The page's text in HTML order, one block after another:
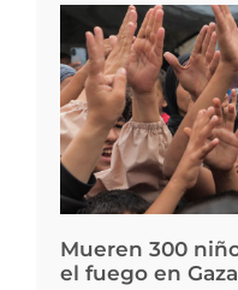
Mueren 300
el fuego en Gaza